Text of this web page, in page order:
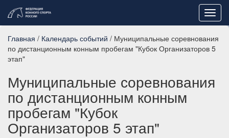
Главная / Календарь событий / Муниципальные соревнования
по дистанционным конным пробегам "Кубок Организаторов 5
этап"
Муниципальные соревнования
по дистанционным конным
пробегам "Кубок
Организаторов 5 этап"